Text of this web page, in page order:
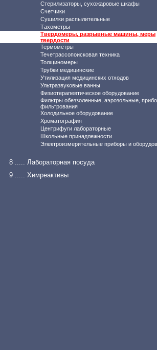
Стерилизаторы, сухожаровые шкафы
Счетчики
Сушилки распылительные
Тахометры
Твердомеры, разрывные машины, меры
твердости
Термометры
Течетрассопоисковая техника
Толщиномеры
Трубки медицинские
Утилизация медицинских отходов
Ультразвуковые ванны
Физиотерапевтическое оборудование
Фильтры обеззоленные, аэрозольные,
фильтрования
Холодильное оборудование
Хроматография
Центрифуги лабораторные
Школьные принадлежности
Электроизмерительные приборы и
8 ..... Лабораторная посуда
9 ..... Химреактивы